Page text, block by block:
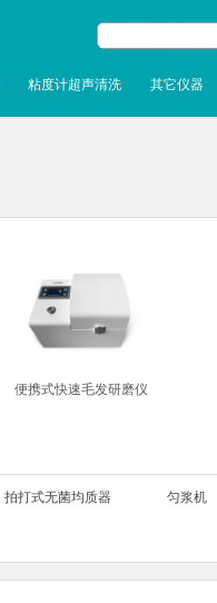
粘度计超声清洗 其它仪器
便携式快速毛发研磨仪
拍打式无菌均质器 匀浆机